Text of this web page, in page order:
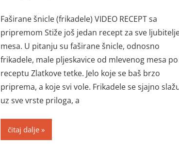
Faširane šnicle (frikadele) VIDEO RECEPT sa
pripremom Stiže još jedan recept za sve
mesa. U pitanju su faširane šnicle, odnosno
frikadele, male pljeskavice od mlevenog mesa po
receptu Zlatkove tetke. Jelo koje se baš brzo
priprema, a koje svi vole. Frikadele se sjajno
uz sve vrste priloga, a
čitaj dalje